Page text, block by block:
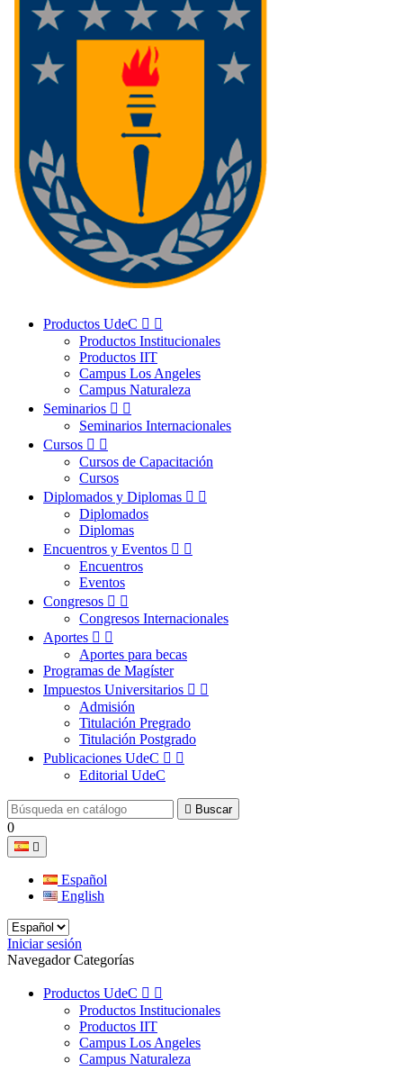
Productos UdeC  
Productos Institucionales
Productos IIT
Campus Los Angeles
Campus Naturaleza
Seminarios  
Seminarios Internacionales
Cursos  
Cursos de Capacitación
Cursos
Diplomados y Diplomas  
Diplomados
Diplomas
Encuentros y Eventos  
Encuentros
Eventos
Congresos  
Congresos Internacionales
Aportes  
Aportes para becas
Programas de Magíster
Impuestos Universitarios  
Admisión
Titulación Pregrado
Titulación Postgrado
Publicaciones UdeC  
Editorial UdeC
 Buscar
0

Español
English
Iniciar sesión
Navegador Categorías
Productos UdeC  
Productos Institucionales
Productos IIT
Campus Los Angeles
Campus Naturaleza